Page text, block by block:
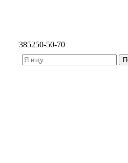
385250-50-70